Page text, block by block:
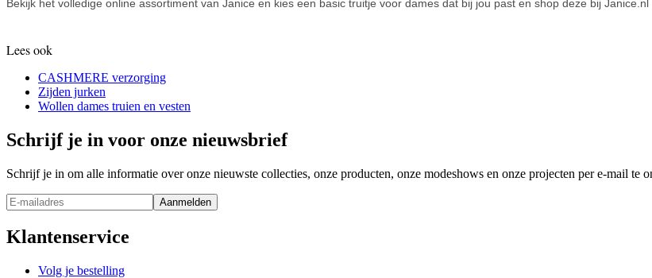
Bekijk het volledige online assortiment van Janice en kies een basic truitje voor dames dat bij jou past en shop deze bij Janice.nl
Lees ook
CASHMERE verzorging
Zijden jurken
Wollen dames truien en vesten
Schrijf je in voor onze nieuwsbrief
Schrijf je in om alle informatie over onze nieuwste collecties, onze producten, onze modeshows en onze projecten per e-mail te
Aanmelden
Klantenservice
Volg je bestelling